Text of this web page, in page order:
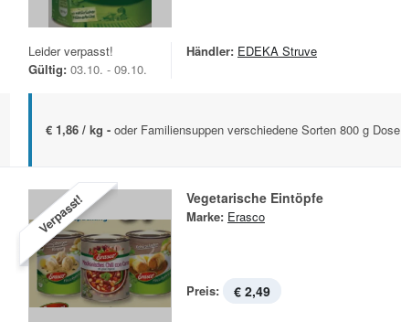
Leider verpasst!
Gültig: 03.10. - 09.10.
Händler: EDEKA Struve
€ 1,86 / kg - oder Familiensuppen verschiedene Sorten 800 g Dose
Verpasst! Vegetarische Eintöpfe
Marke: Erasco
Preis: € 2,49